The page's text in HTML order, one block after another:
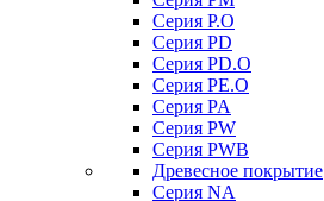
Серия P.O
Серия PD
Серия PD.O
Серия PE.O
Серия PA
Серия PW
Серия PWB
Древесное покрытие
Серия NA